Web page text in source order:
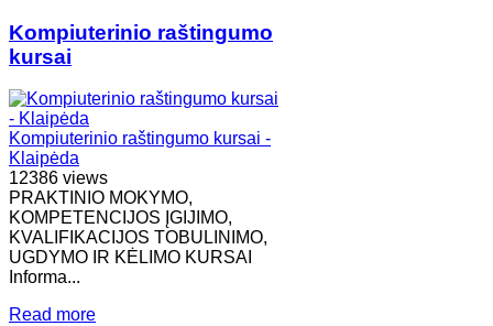
Kompiuterinio raštingumo
kursai
Kompiuterinio raštingumo kursai -
Klaipėda
12386 views
PRAKTINIO MOKYMO,
KOMPETENCIJOS ĮGIJIMO,
KVALIFIKACIJOS TOBULINIMO,
UGDYMO IR KĖLIMO KURSAI
Informa...
Read more